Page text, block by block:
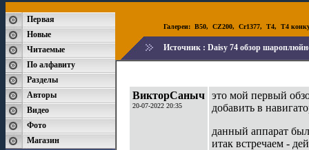
Первая
Новые
Читаемые
По алфавиту
Разделы
Авторы
Видео
Фото
Магазин
Галереи: B50, CZ200, Cr1377, T4, T4
Источник : Daisy 74 обзор
ВикторСаныч
20-07-2022 20:35
это мой первый
добавить в
данный аппарат
итак встречаем -